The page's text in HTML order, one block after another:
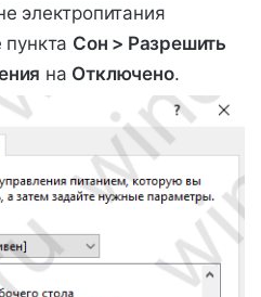
электропитания
Сон > Разрешить
на Отключено.